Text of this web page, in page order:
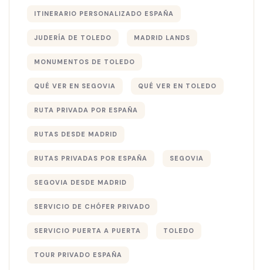
ITINERARIO PERSONALIZADO ESPAÑA
JUDERÍA DE TOLEDO MADRID LANDS
MONUMENTOS DE TOLEDO
QUÉ VER EN SEGOVIA QUÉ VER EN TOLEDO
RUTA PRIVADA POR ESPAÑA
RUTAS DESDE MADRID
RUTAS PRIVADAS POR ESPAÑA SEGOVIA
SEGOVIA DESDE MADRID
SERVICIO DE CHÓFER PRIVADO
SERVICIO PUERTA A PUERTA TOLEDO
TOUR PRIVADO ESPAÑA